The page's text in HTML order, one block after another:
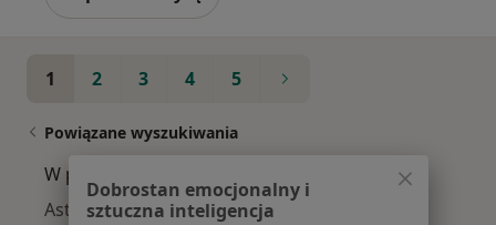
1 2 3 4 5
Powiązane wyszukiwania
W pobliżu Gdańska
Astma oskrzelowa w Gdyni
Dobrostan emocjonalny i
sztuczna inteligencja